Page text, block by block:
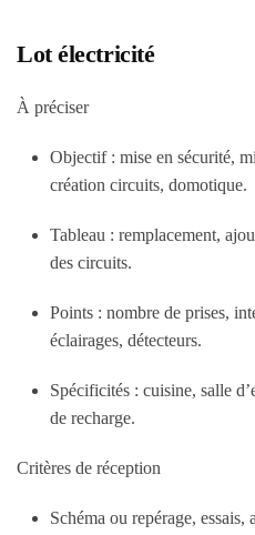
Lot électricité
À préciser
Objectif : mise en sécurité,
création circuits, domotique.
Tableau : remplacement,
des circuits.
Points : nombre de prises,
éclairages, détecteurs.
Spécificités : cuisine, salle
de recharge.
Critères de réception
Schéma ou repérage,